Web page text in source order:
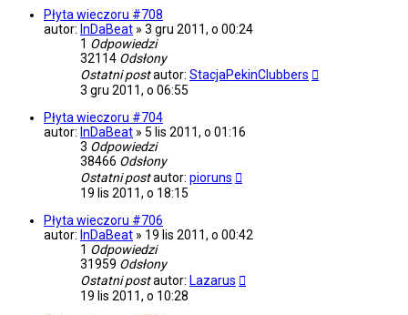
Płyta wieczoru #708
autor: InDaBeat » 3 gru 2011, o 00:24
1 Odpowiedzi
32114 Odsłony
Ostatni postautor: StacjaPekinClubbers
3 gru 2011, o 06:55
Płyta wieczoru #704
autor: InDaBeat » 5 lis 2011, o 01:16
3 Odpowiedzi
38466 Odsłony
Ostatni postautor: pioruns
19 lis 2011, o 18:15
Płyta wieczoru #706
autor: InDaBeat » 19 lis 2011, o 00:42
1 Odpowiedzi
31959 Odsłony
Ostatni postautor: Lazarus
19 lis 2011, o 10:28